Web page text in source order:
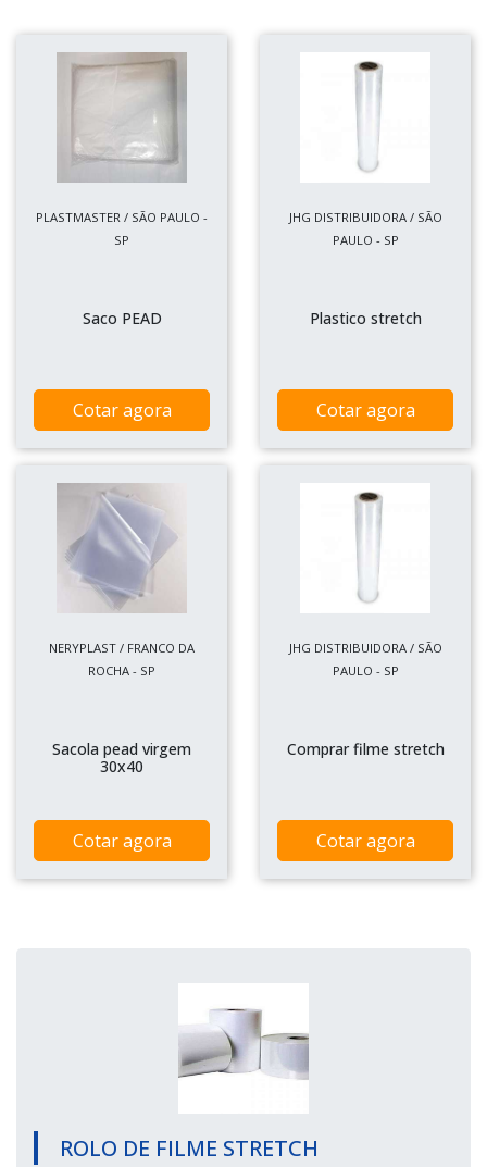
PLASTMASTER / SÃO PAULO -
SP
Saco PEAD
Cotar agora
JHG DISTRIBUIDORA / SÃO
PAULO - SP
Plastico stretch
Cotar agora
NERYPLAST / FRANCO DA
ROCHA - SP
Sacola pead virgem
30x40
Cotar agora
JHG DISTRIBUIDORA / SÃO
PAULO - SP
Comprar filme stretch
Cotar agora
ROLO DE FILME STRETCH